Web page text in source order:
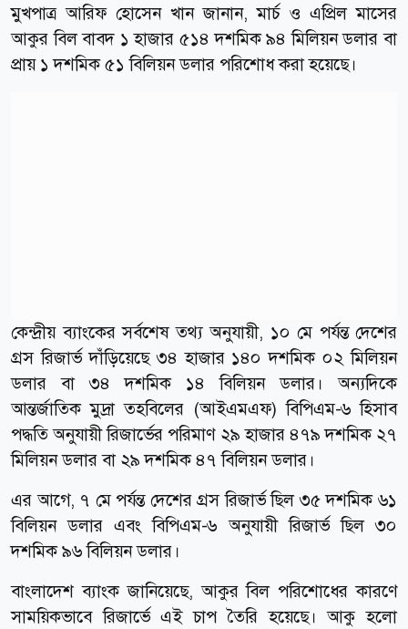
মুখপাত্র আরিফ হোসেন খান জানান, মার্চ ও এপ্রিল মাসের
আকুর বিল বাবদ ১ হাজার ৫১৪ দশমিক ৯৪ মিলিয়ন ডলার বা
প্রায় ১ দশমিক ৫১ বিলিয়ন ডলার পরিশোধ করা হয়েছে।
কেন্দ্রীয় ব্যাংকের সর্বশেষ তথ্য অনুযায়ী, ১০ মে পর্যন্ত দেশের
গ্রস রিজার্ভ দাঁড়িয়েছে ৩৪ হাজার ১৪০ দশমিক ০২ মিলিয়ন
ডলার বা ৩৪ দশমিক ১৪ বিলিয়ন ডলার। অন্যদিকে
আন্তর্জাতিক মুদ্রা তহবিলের (আইএমএফ) বিপিএম-৬ হিসাব
পদ্ধতি অনুযায়ী রিজার্ভের পরিমাণ ২৯ হাজার ৪৭৯ দশমিক ২৭
মিলিয়ন ডলার বা ২৯ দশমিক ৪৭ বিলিয়ন ডলার।
এর আগে, ৭ মে পর্যন্ত দেশের গ্রস রিজার্ভ ছিল ৩৫ দশমিক ৬১
বিলিয়ন ডলার এবং বিপিএম-৬ অনুযায়ী রিজার্ভ ছিল ৩০
দশমিক ৯৬ বিলিয়ন ডলার।
বাংলাদেশ ব্যাংক জানিয়েছে, আকুর বিল পরিশোধের কারণে
সাময়িকভাবে রিজার্ভে এই চাপ তৈরি হয়েছে। আকু হলো